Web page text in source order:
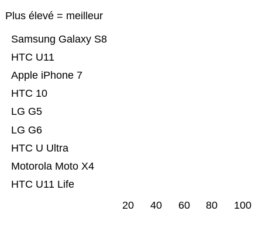
Plus élevé = meilleur
HTC U11 Life
Motorola Moto X4
HTC U Ultra
LG G6
LG G5
HTC 10
Apple iPhone 7
HTC U11
Samsung Galaxy S8
20 40 60 80 100